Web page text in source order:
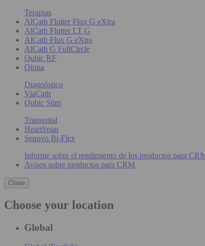
Terapias
AlCath Flutter Flux G eXtra
AlCath Flutter LT G
AlCath Flux G eXtra
AlCath G FullCircle
Qubic RF
Qiona
Diagnóstico
ViaCath
Qubic Stim
Transeptal
HeartSpan
Senovo Bi-Flex
Informe sobre el rendimiento de los productos para
Avisos sobre productos para CRM
Close
Choose your location
Global